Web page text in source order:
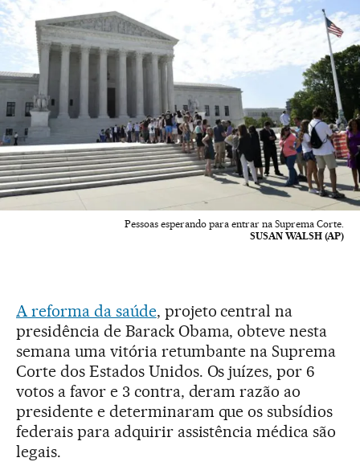
Pessoas esperando para entrar na Suprema Corte.
SUSAN WALSH (AP)
A reforma da saúde, projeto central na
presidência de Barack Obama, obteve nesta
semana uma vitória retumbante na Suprema
Corte dos Estados Unidos. Os juízes, por 6
votos a favor e 3 contra, deram razão ao
presidente e determinaram que os subsídios
federais para adquirir assistência médica são
legais.